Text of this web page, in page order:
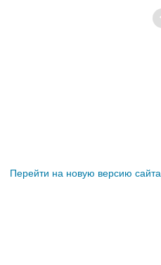
Перейти на новую версию сайта.